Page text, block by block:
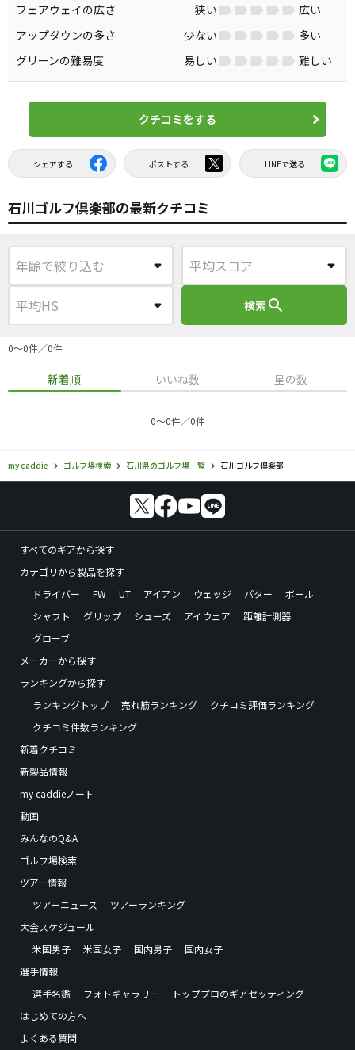
フェアウェイの広さ
狭い
広い
アップダウンの多さ
少ない
多い
グリーンの難易度
易しい 難しい
クチコミをする
シェアする ポストする LINEで送る
石川ゴルフ倶楽部の最新クチコミ
検索search
0〜0件／0件
新着順 いいね数 星の数
0〜0件／0件
my caddie ゴルフ場検索 石川県のゴルフ場一覧 石川ゴルフ倶楽部
すべてのギアから探す
カテゴリから製品を探す
ドライバー
FW UT アイアン ウェッジ パター
ボール
シャフト
グリップ シューズ アイウェア
距離計測器
グローブ
メーカーから探す
ランキングから探す
ランキングトップ
売れ筋ランキング
クチコミ評価ランキング
クチコミ件数ランキング
新着クチコミ
新製品情報
my caddieノート
動画
みんなのQ&A
ゴルフ場検索
ツアー情報
ツアーニュース
ツアーランキング
大会スケジュール
米国男子
米国女子 国内男子
国内女子
選手情報
選手名鑑
フォトギャラリー
トッププロのギアセッティング
はじめての方へ
よくある質問